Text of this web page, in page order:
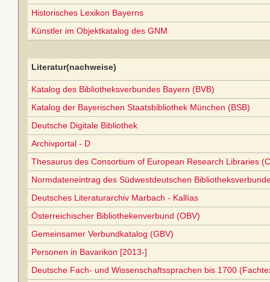
Historisches Lexikon Bayerns
Künstler im Objektkatalog des GNM
Literatur(nachweise)
Katalog des Bibliotheksverbundes Bayern (BVB)
Katalog der Bayerischen Staatsbibliothek München (BSB)
Deutsche Digitale Bibliothek
Archivportal - D
Thesaurus des Consortium of European Research Libraries
Normdateneintrag des Südwestdeutschen
Deutsches Literaturarchiv Marbach - Kallías
Österreichischer Bibliothekenverbund (OBV)
Gemeinsamer Verbundkatalog (GBV)
Personen in Bavarikon [2013-]
Deutsche Fach- und Wissenschaftssprachen bis 1700